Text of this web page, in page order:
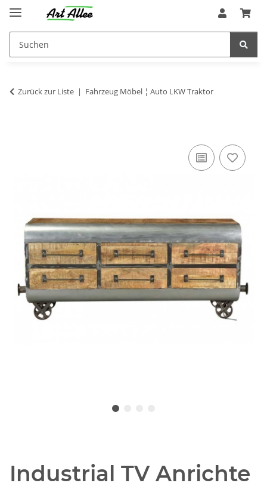
Zurück zur Liste Fahrzeug Möbel ¦ Auto LKW Traktor
Industrial TV Anrichte